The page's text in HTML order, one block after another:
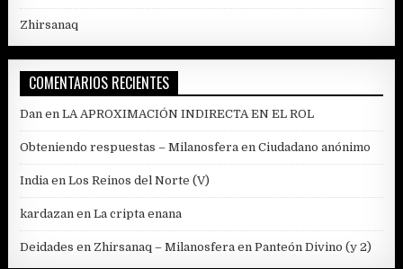
Zhirsanaq
COMENTARIOS RECIENTES
Dan enLA APROXIMACIÓN INDIRECTA EN EL ROL
Obteniendo respuestas – Milanosfera enCiudadano anónimo
India enLos Reinos del Norte (V)
kardazan enLa cripta enana
Deidades en Zhirsanaq – Milanosfera enPanteón Divino (y 2)